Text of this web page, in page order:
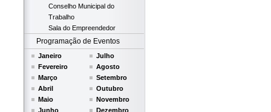
Conselho Municipal do
Trabalho
Sala do Empreendedor
Programação de Eventos
Janeiro
Fevereiro
Março
Abril
Maio
Junho
Julho
Agosto
Setembro
Outubro
Novembro
Dezembro